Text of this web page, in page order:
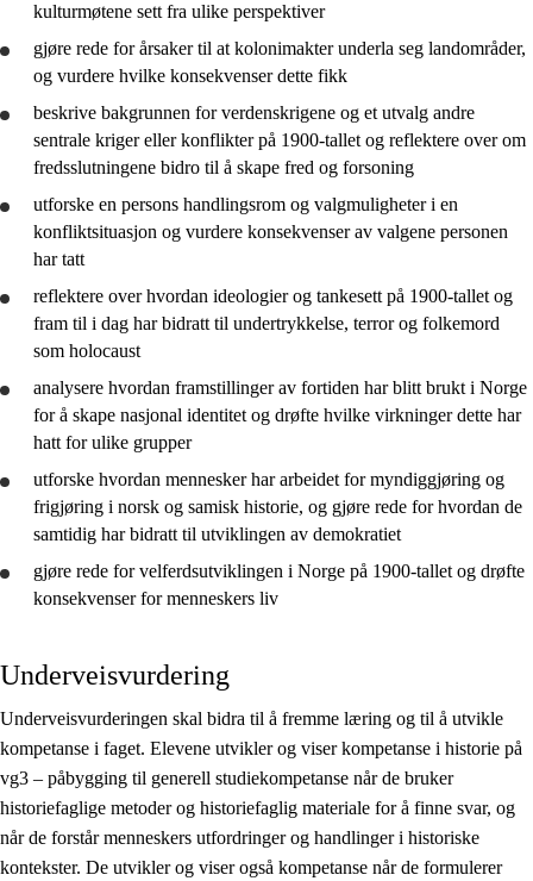
kulturmøtene sett fra ulike perspektiver
gjøre rede forårsaker til at kolonimakter underla seg landområder,
og vurdere hvilke konsekvenser dette fikk
beskrive bakgrunnen for verdenskrigene og et utvalg andre
sentrale kriger eller konflikter på 1900-tallet og reflektere over om
fredsslutningene bidro til å skape fred og forsoning
utforske en persons handlingsrom og valgmuligheter i en
konfliktsituasjon og vurdere konsekvenser av valgene personen
har tatt
reflektere over hvordan ideologier og tankesett på 1900-tallet og
fram til i dag har bidratt til undertrykkelse, terror og folkemord
som holocaust
analysere hvordan framstillinger av fortiden har blitt brukt i Norge
for å skape nasjonal identitet og drøfte hvilke virkninger dette har
hatt for ulike grupper
utforske hvordan mennesker har arbeidet for myndiggjøring og
frigjøring i norsk og samisk historie, og gjøre rede forhvordan de
samtidig har bidratt til utviklingen av demokratiet
gjøre rede forvelferdsutviklingen i Norge på 1900-tallet og drøfte
konsekvenser for menneskers liv
Underveisvurdering
Underveisvurderingen skal bidra til å fremme læring og til å utvikle
kompetanse i faget. Elevene utvikler og viser kompetanse i historie på
vg3 – påbygging til generell studiekompetanse når de bruker
historiefaglige metoder og historiefaglig materiale for å finne svar, og
når de forstår menneskers utfordringer og handlinger i historiske
kontekster. De utvikler og viser også kompetanse når de formulerer